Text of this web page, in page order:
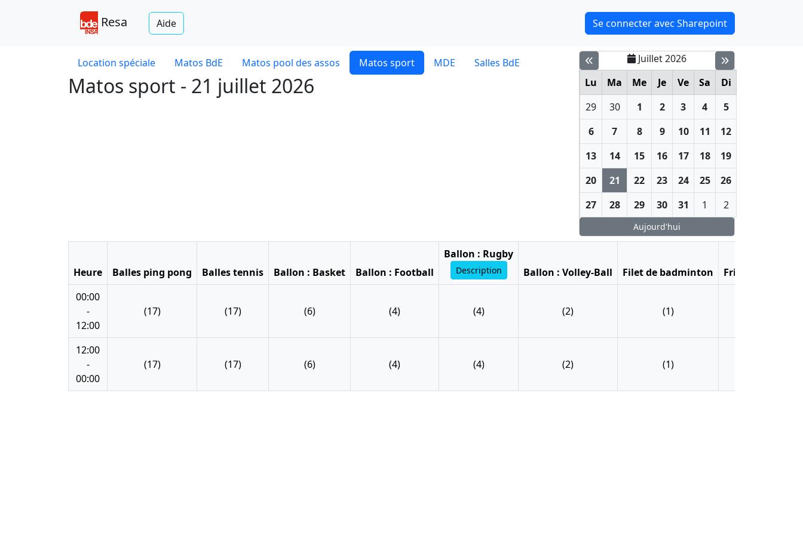
Resa Aide Se connecter avec Sharepoint
Location spéciale Matos BdE Matos pool des assos Matos sport MDE Salles BdE
Matos sport - 21 juillet 2026
Juillet 2026
Lu
Ma Me Je Ve Sa
Di
29
30 1 2 3 4
5
6
7 8 9 10 11
12
13
14 15 16 17 18
19
20
21 22 23 24 25
26
27
28 29 30 31 1 2
Aujourd'hui
Heure Balles ping pong Balles tennis Ballon : Basket Ballon : Football
Ballon : Rugby
Description Ballon : Volley-Ball Filet de badminton Frisbee
00:00
-
12:00
(17) (17) (6) (4) (4) (2) (1)
12:00
-
00:00
(17) (17) (6) (4) (4) (2) (1)